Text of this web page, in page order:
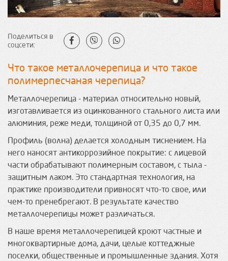
Поделиться в
соцсети:
Что такое металлочерепица и что такое
полимерпесчаная черепица?
Металлочерепица - материал относительно новый,
изготавливается из оцинкованного стального листа или
алюминия, реже меди, толщиной от 0,35 до 0,7 мм.
Профиль (волна) делается холодным тиснением. На
него наносят антикоррозийное покрытие: с лицевой
части обрабатывают полимерным составом, с тыла -
защитным лаком. Это стандартная технология, на
практике производители привносят что-то свое, или
чем-то пренебрегают. В результате качество
металлочерепицы может различаться.
В наше время металлочерепицей кроют частные и
многоквартирные дома, дачи, целые коттеджные
поселки, общественные и промышленные здания. Хотя